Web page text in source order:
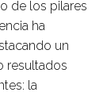
de los pilares
ha
un
resultados
la